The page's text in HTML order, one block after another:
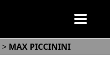
> MAX PICCININI